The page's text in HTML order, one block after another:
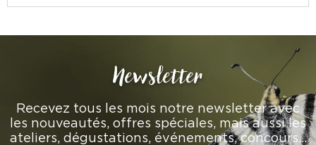
Newsletter
Recevez tous les mois notre newsletter avec
les nouveautés, offres spéciales, mais aussi les
ateliers, dégustations, événements, concours…